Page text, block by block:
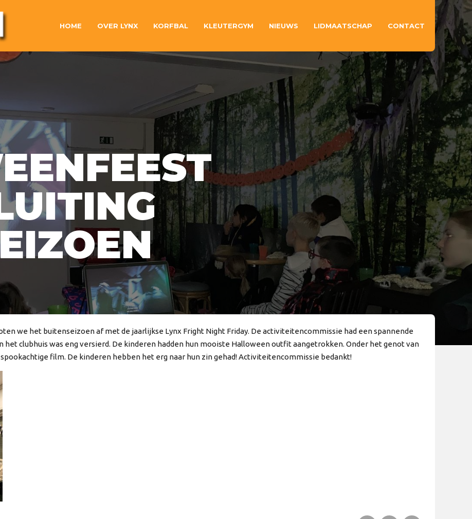
HOME OVER LYNX KORFBAL KLEUTERGYM NIEUWS LIDMAATSCHAP CONTACT
we het buitenseizoen af met de jaarlijkse Lynx Fright Night Friday. De activiteitencommissie had een spannende
clubhuis was eng versierd. De kinderen hadden hun mooiste Halloween outfit aangetrokken. Onder het genot van
film. De kinderen hebben het erg naar hun zin gehad! Activiteitencommissie bedankt!